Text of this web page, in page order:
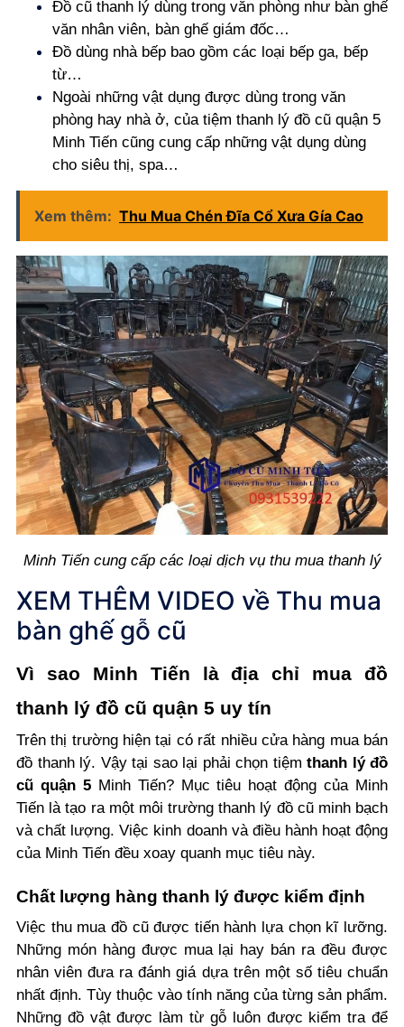
Đồ cũ thanh lý dùng trong văn phòng như bàn ghế
văn nhân viên, bàn ghế giám đốc…
Đồ dùng nhà bếp bao gồm các loại bếp ga, bếp
từ…
Ngoài những vật dụng được dùng trong văn
phòng hay nhà ở, của tiệm thanh lý đồ cũ quận 5
Minh Tiến cũng cung cấp những vật dụng dùng
cho siêu thị, spa…
Xem thêm: Thu Mua Chén Đĩa Cổ Xưa Gía Cao
Minh Tiến cung cấp các loại dịch vụ thu mua thanh lý
XEM THÊM VIDEO về Thu mua
bàn ghế gỗ cũ
Vì sao Minh Tiến là địa chỉ mua đồ
thanh lý đồ cũ quận 5 uy tín
Trên thị trường hiện tại có rất nhiều cửa hàng mua bán
đồ thanh lý. Vậy tại sao lại phải chọn tiệm thanh lý đồ
cũ quận 5Minh Tiến? Mục tiêu hoạt động của Minh
Tiến là tạo ra một môi trường thanh lý đồ cũ minh bạch
và chất lượng. Việc kinh doanh và điều hành hoạt động
của Minh Tiến đều xoay quanh mục tiêu này.
Chất lượng hàng thanh lý được kiểm định
Việc thu mua đồ cũ được tiến hành lựa chọn kĩ lưỡng.
Những món hàng được mua lại hay bán ra đều được
nhân viên đưa ra đánh giá dựa trên một số tiêu chuẩn
nhất định. Tùy thuộc vào tính năng của từng sản phẩm.
Những đồ vật được làm từ gỗ luôn được kiểm tra để